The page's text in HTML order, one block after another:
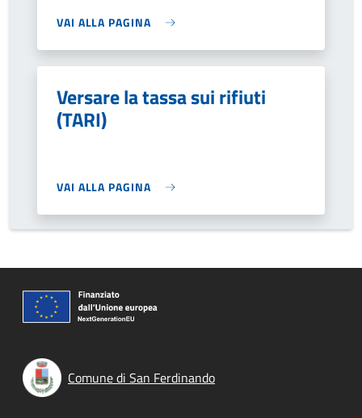
VAI ALLA PAGINA
Versare la tassa sui rifiuti
(TARI)
VAI ALLA PAGINA
Comune di San Ferdinando